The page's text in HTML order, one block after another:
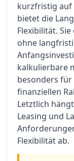
kurzfristig auf
bietet die
Flexibilität.
ohne
kalkulierbare
besonders
finanziellen
Letztlich
Leasing und
Flexibilität ab.